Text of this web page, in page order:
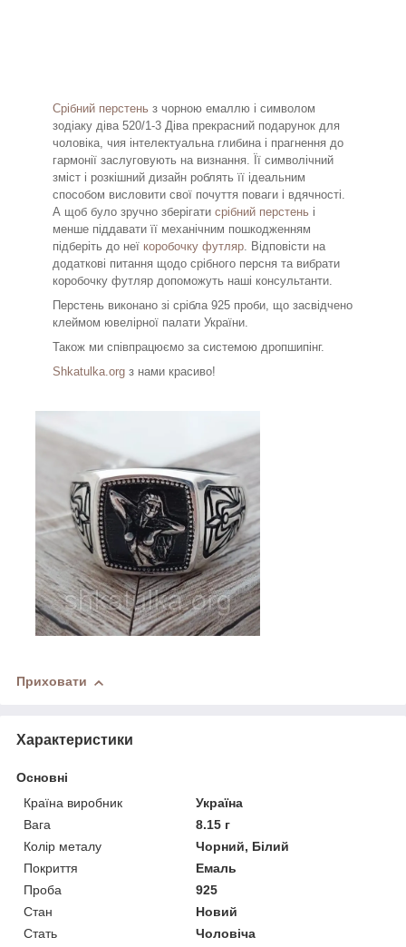
Срібний перстень з чорною емаллю і символом
зодіаку діва 520/1-3 Діва прекрасний подарунок для
чоловіка, чия інтелектуальна глибина і прагнення до
гармонії заслуговують на визнання. Її символічний
зміст і розкішний дизайн роблять її ідеальним
способом висловити свої почуття поваги і вдячності.
А щоб було зручно зберігати срібний перстень і
менше піддавати її механічним пошкодженням
підберіть до неї коробочку футляр. Відповісти на
додаткові питання щодо срібного персня та вибрати
коробочку футляр допоможуть наші консультанти.
Перстень виконано зі срібла 925 проби, що засвідчено
клеймом ювелірної палати України.
Також ми співпрацюємо за системою дропшипінг.
Shkatulka.org з нами красиво!
Приховати
Характеристики
Основні
Країна виробник
Україна
Вага
8.15 г
Колір металу
Чорний, Білий
Покриття
Емаль
Проба
925
Стан
Новий
Стать
Чоловіча